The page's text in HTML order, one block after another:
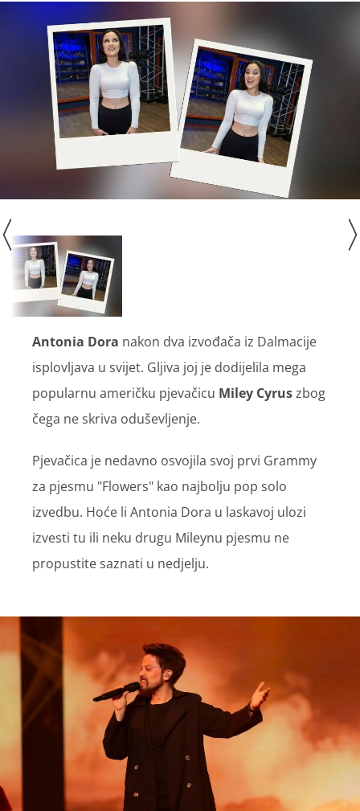
Antonia Dora nakon dva izvođača iz Dalmacije
isplovljava u svijet. Gljiva joj je dodijelila mega
popularnu američku pjevačicu Miley Cyruszbog
čega ne skriva oduševljenje.
Pjevačica je nedavno osvojila svoj prvi Grammy
za pjesmu "Flowers" kao najbolju pop solo
izvedbu. Hoće li Antonia Dora u laskavoj ulozi
izvesti tu ili neku drugu Mileynu pjesmu ne
propustite saznati u nedjelju.